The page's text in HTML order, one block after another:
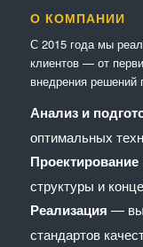
О КОМПАНИИ
С 2015 года мы
клиентов — от
внедрения решений
Анализ и
оптимальных
структуры и
Реализация —
стандартов